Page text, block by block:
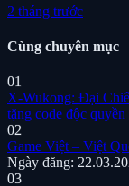
2 tháng trước
Cùng chuyên mục
01
X-Wukong: Đại
tặng code độc quyền
02
Game Việt – Việt
Ngày đăng:
03